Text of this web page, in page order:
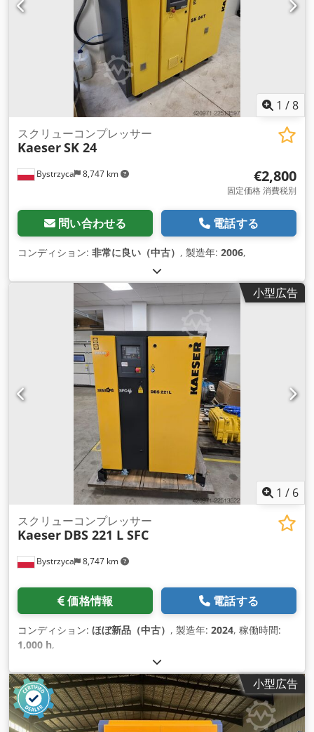
1 /8
Bystrzyca 8,747 km
スクリューコンプレッサー
KaeserSK 24
€2,800
固定価格 消費税別
問い合わせる 電話する
コンディション: 非常に良い（中古） , 製造年: 2006,
小型広告
1 / 6
Bystrzyca 8,747 km
スクリューコンプレッサー
Kaeser DBS 221 L SFC
価格情報 電話する
コンディション: ほぼ新品（中古） , 製造年: 2024, 稼働時間:
1,000 h,
小型広告